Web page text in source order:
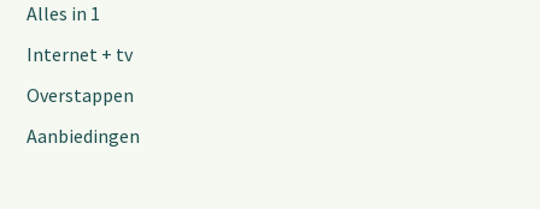
Alles in 1
Internet + tv
Overstappen
Aanbiedingen